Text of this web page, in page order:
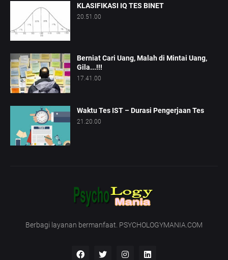
KLASIFIKASI IQ TES BINET
20.51.00
Berniat Cari Uang, Malah di Mintai Uang,
Gila...!!!
17.41.00
Waktu Tes IST – Durasi Pengerjaan Tes
21.20.00
Berbagi layanan bermanfaat. PSYCHOLOGYMANIA.COM